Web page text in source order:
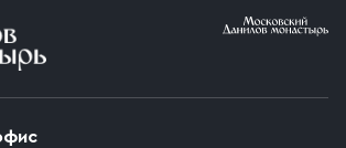
для подъезда автомобиля,